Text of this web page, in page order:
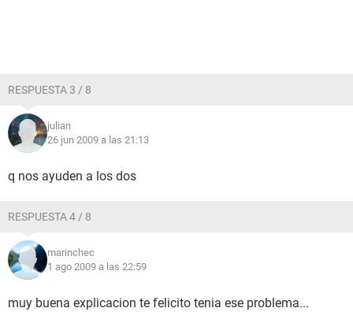
RESPUESTA 3 / 8
julian
26 jun 2009 a las 21:13
q nos ayuden a los dos
RESPUESTA 4 / 8
marinchec
1 ago 2009 a las 22:59
muy buena explicacion te felicito tenia ese problema...